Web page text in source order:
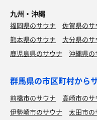
九州・沖縄
福岡県のサウナ 佐賀県のサ
熊本県のサウナ
大分県のサ
鹿児島県のサウナ
沖縄県の
群馬県の市区町村から
前橋市のサウナ 高崎市のサ
伊勢崎市のサウナ
太田市の